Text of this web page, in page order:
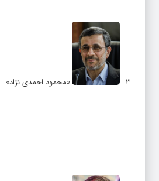
۳ «محمود احمدی نژاد»